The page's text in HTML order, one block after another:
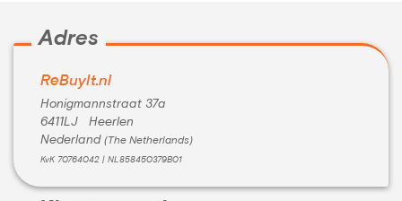
Adres
ReBuyIt.nl
Honigmannstraat 37a
6411LJ Heerlen
Nederland (The Netherlands)
KvK 70764042 | NL858450379B01